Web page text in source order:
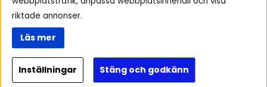
Ljud till lastbil
Ljus till A-traktorn
Visselblåsning
Copyright © 2026 - BRL Electronics
riktade annonser.
Läs mer
Inställningar Stäng och godkänn